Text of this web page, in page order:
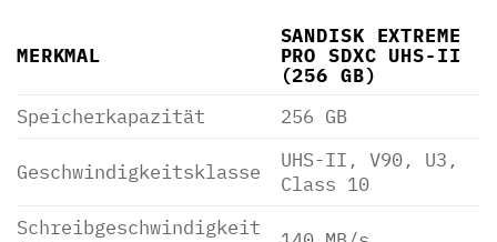
MERKMAL
SANDISK EXTREME
PRO SDXC UHS-II
(256 GB)
Speicherkapazität
256 GB
Geschwindigkeitsklasse
UHS-II, V90, U3,
Class 10
Schreibgeschwindigkeit